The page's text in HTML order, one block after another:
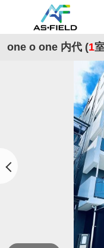
one o one 内代 (1